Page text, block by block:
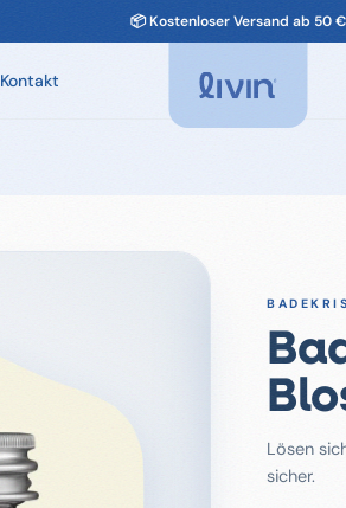
100 % natürliche Badekristalle. Sechs einzigartige
Kontakt
Lösen
sicher.